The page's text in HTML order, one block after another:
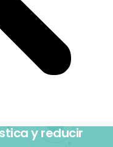
y reducir